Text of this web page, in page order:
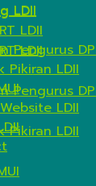
LDII
LDII
Pengurus
Pikiran LDII
LDII
LDII
Pengurus
Pikiran LDII
LDII